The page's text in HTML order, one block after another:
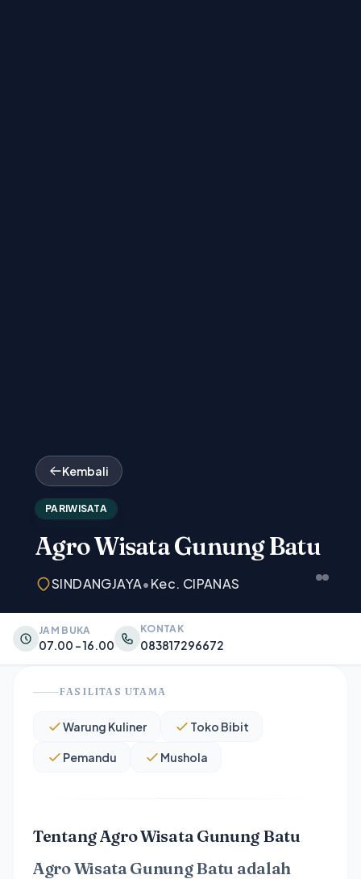
Kembali
PARIWISATA
Agro Wisata Gunung Batu
SINDANGJAYA•Kec. CIPANAS
JAM BUKA
07.00 - 16.00
KONTAK
083817296672
FASILITAS UTAMA
Warung Kuliner Toko Bibit
Pemandu Mushola
Tentang Agro Wisata Gunung Batu
Agro Wisata Gunung Batu adalah